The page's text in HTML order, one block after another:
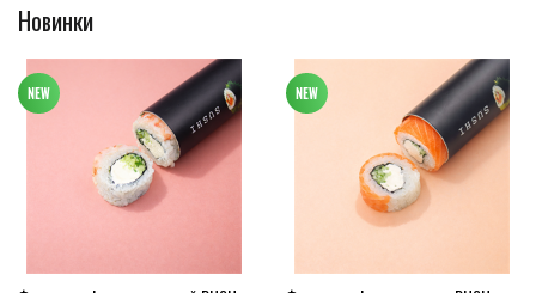
Новинки